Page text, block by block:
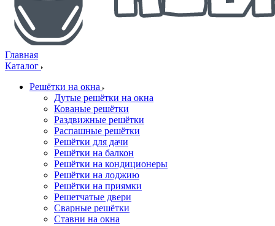
Главная
Каталог
Решётки на окна
Дутые решётки на окна
Кованые решётки
Раздвижные решётки
Распашные решётки
Решётки для дачи
Решётки на балкон
Решётки на кондиционеры
Решётки на лоджию
Решётки на приямки
Решетчатые двери
Сварные решётки
Ставни на окна